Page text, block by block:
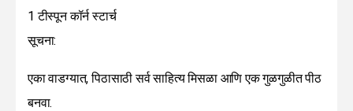
1 टीस्पून कॉर्न स्टार्च
सूचना:
एका वाडग्यात, पिठासाठी सर्व साहित्य मिसळा आणि एक गुळगुळीत पीठ
बनवा.